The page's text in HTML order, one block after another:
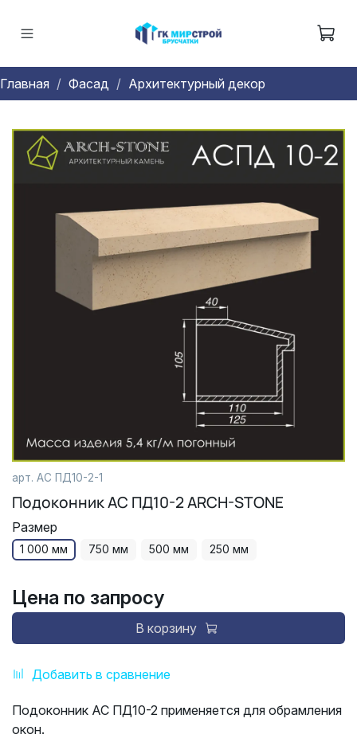
Главная Фасад Архитектурный декор
арт. АС ПД10-2-1
Подоконник АС ПД10-2 ARCH-STONE
Добавить в сравнение
Размер
1 000 мм 750 мм 500 мм 250 мм
Цена по запросу
В корзину
Подоконник АС ПД10-2 применяется для обрамления
окон.